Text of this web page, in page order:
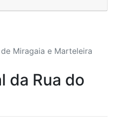
Miragaia e Marteleira
da Rua do